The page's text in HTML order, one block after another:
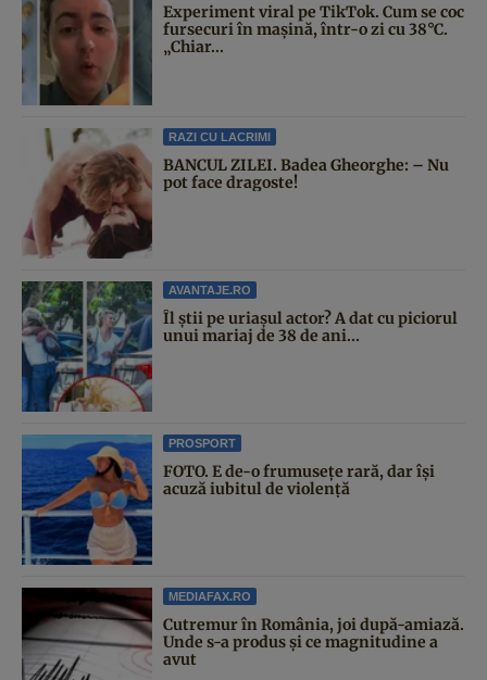
Experiment viral pe TikTok. Cum se coc
fursecuri în mașină, într-o zi cu 38°C.
„Chiar...
RAZI CU LACRIMI
BANCUL ZILEI. Badea Gheorghe: – Nu
pot face dragoste!
AVANTAJE.RO
Îl știi pe uriașul actor? A dat cu piciorul
unui mariaj de 38 de ani...
PROSPORT
FOTO. E de-o frumusețe rară, dar își
acuză iubitul de violență
MEDIAFAX.RO
Cutremur în România, joi după-amiază.
Unde s-a produs și ce magnitudine a
avut